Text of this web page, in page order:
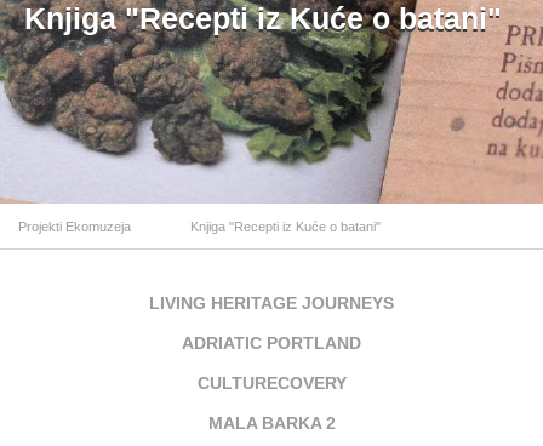
Knjiga "Recepti iz Kuće o batani"
Projekti Ekomuzeja Knjiga "Recepti iz Kuće o batani"
LIVING HERITAGE JOURNEYS
ADRIATIC PORTLAND
CULTURECOVERY
MALA BARKA 2